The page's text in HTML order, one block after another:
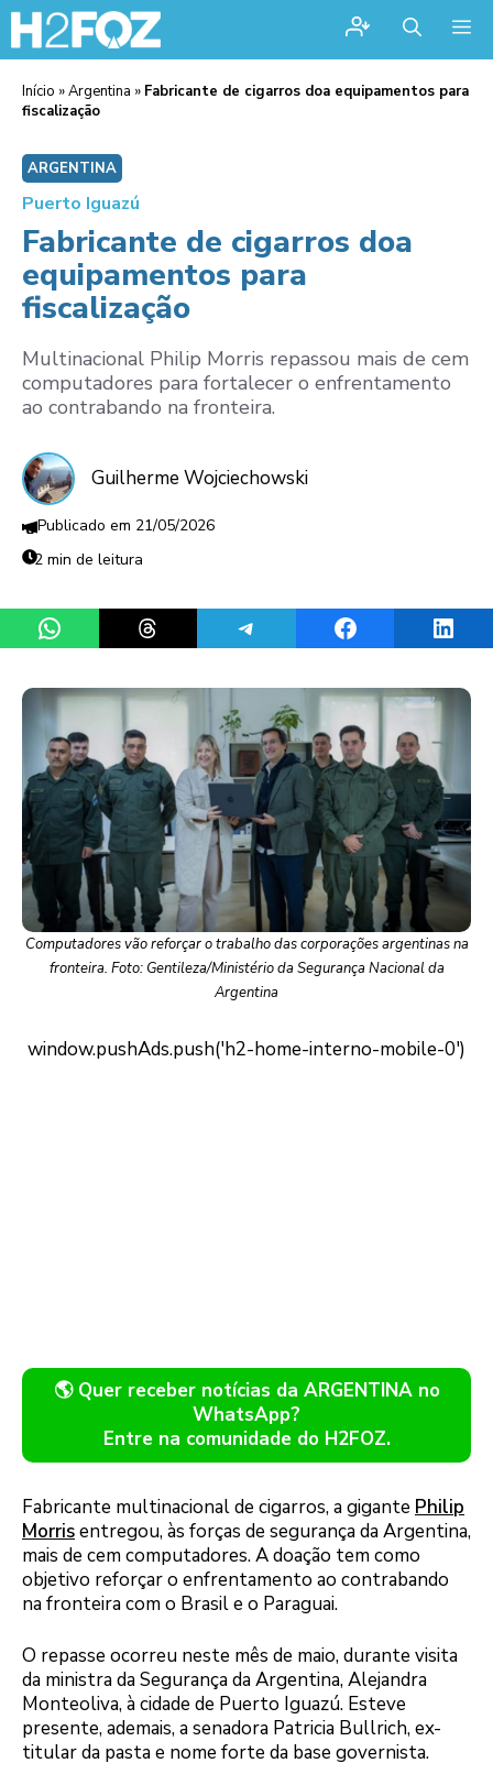
Início »Argentina » Fabricante de cigarros doa equipamentos para
fiscalização
ARGENTINA
Puerto Iguazú
Fabricante de cigarros doa
equipamentos para
fiscalização
Multinacional Philip Morris repassou mais de cem
computadores para fortalecer o enfrentamento
ao contrabando na fronteira.
Guilherme Wojciechowski
21/05/2026
2 min de leitura
Share on WhatsAppShare on ThreadsShare on TelegramShare on Facebook
Computadores vão reforçar o trabalho das corporações argentinas na
fronteira. Foto: Gentileza/Ministério da Segurança Nacional da
Argentina
🌎 Quer receber notícias da ARGENTINA no
WhatsApp?
Entre na comunidade do H2FOZ.
Fabricante multinacional de cigarros, a gigante Philip
Morrisentregou, às forças de segurança da Argentina,
mais de cem computadores. A doação tem como
objetivo reforçar o enfrentamento ao contrabando
na fronteira com o Brasil e o Paraguai.
O repasse ocorreu neste mês de maio, durante visita
da ministra da Segurança da Argentina, Alejandra
Monteoliva, à cidade de Puerto Iguazú. Esteve
presente, ademais, a senadora Patricia Bullrich, ex-
titular da pasta e nome forte da base governista.